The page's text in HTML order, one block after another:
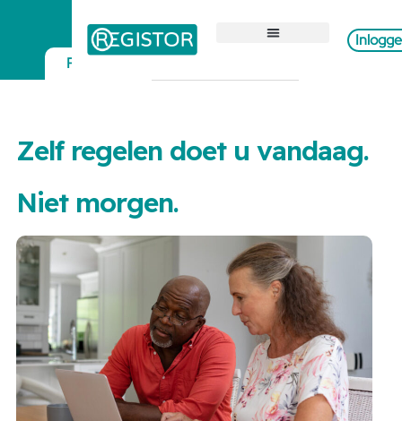
Particulier
Zelf regelen doet u vandaag.
Niet morgen.